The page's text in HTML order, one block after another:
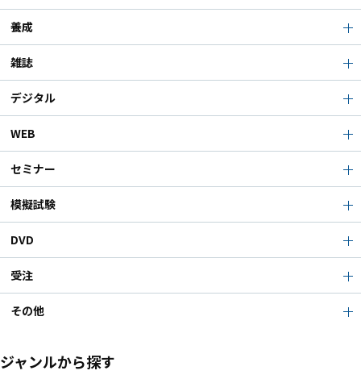
養成
雑誌
デジタル
WEB
セミナー
模擬試験
DVD
受注
その他
ジャンルから探す